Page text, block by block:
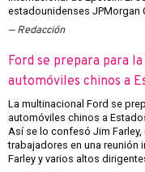
estadounidenses JPMorgan
Redacción
Ford se prepara para
automóviles chinos a
La multinacional Ford se
automóviles chinos a
Así se lo confesó Jim
trabajadores en una reunión
Farley y varios altos